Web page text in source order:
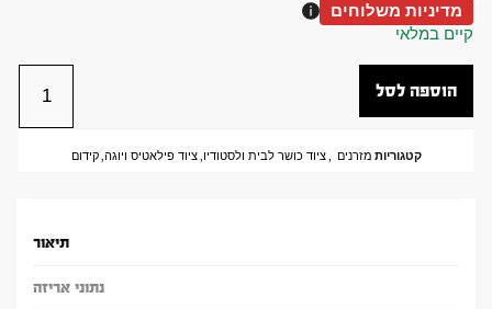
מדיניות משלוחים
קיים במלאי
הוספה לסל
קטגוריות מזרנים ,ציוד כושר לבית ולסטודיו,ציוד פילאטיס ויוגה,קידום
תיאור
נתוני אריזה